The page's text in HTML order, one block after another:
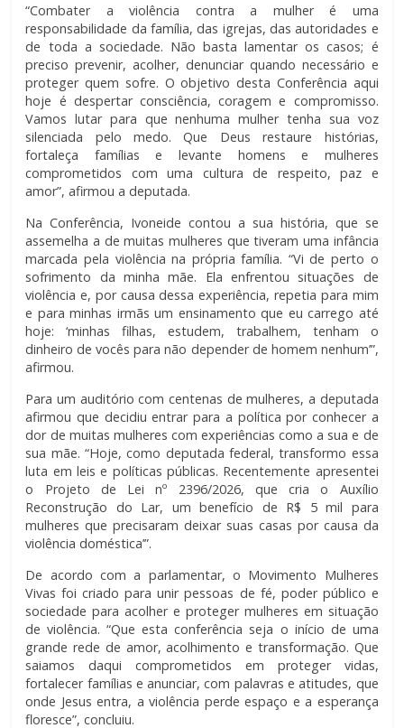
“Combater a violência contra a mulher é uma
responsabilidade da família, das igrejas, das autoridades e
de toda a sociedade. Não basta lamentar os casos; é
preciso prevenir, acolher, denunciar quando necessário e
proteger quem sofre. O objetivo desta Conferência aqui
hoje é despertar consciência, coragem e compromisso.
Vamos lutar para que nenhuma mulher tenha sua voz
silenciada pelo medo. Que Deus restaure histórias,
fortaleça famílias e levante homens e mulheres
comprometidos com uma cultura de respeito, paz e
amor”, afirmou a deputada.
Na Conferência, Ivoneide contou a sua história, que se
assemelha a de muitas mulheres que tiveram uma infância
marcada pela violência na própria família. “Vi de perto o
sofrimento da minha mãe. Ela enfrentou situações de
violência e, por causa dessa experiência, repetia para mim
e para minhas irmãs um ensinamento que eu carrego até
hoje: ‘minhas filhas, estudem, trabalhem, tenham o
dinheiro de vocês para não depender de homem nenhum’”,
afirmou.
Para um auditório com centenas de mulheres, a deputada
afirmou que decidiu entrar para a política por conhecer a
dor de muitas mulheres com experiências como a sua e de
sua mãe. “Hoje, como deputada federal, transformo essa
luta em leis e políticas públicas. Recentemente apresentei
o Projeto de Lei nº 2396/2026, que cria o Auxílio
Reconstrução do Lar, um benefício de R$ 5 mil para
mulheres que precisaram deixar suas casas por causa da
violência doméstica’”.
De acordo com a parlamentar, o Movimento Mulheres
Vivas foi criado para unir pessoas de fé, poder público e
sociedade para acolher e proteger mulheres em situação
de violência. “Que esta conferência seja o início de uma
grande rede de amor, acolhimento e transformação. Que
saiamos daqui comprometidos em proteger vidas,
fortalecer famílias e anunciar, com palavras e atitudes, que
onde Jesus entra, a violência perde espaço e a esperança
floresce”, concluiu.